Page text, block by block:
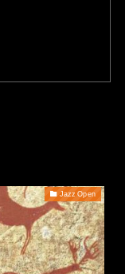
Jazz Open